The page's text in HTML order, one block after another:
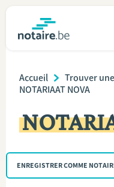
Immobilier
Relations et vivre
Entreprendre
Accueil
Trouver
NOTARIAAT NOVA
ENREGISTRER COMME